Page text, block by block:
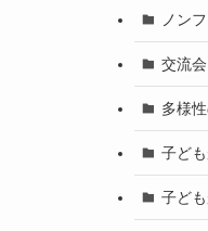
ノン
交流会
多様
子ど
子ど